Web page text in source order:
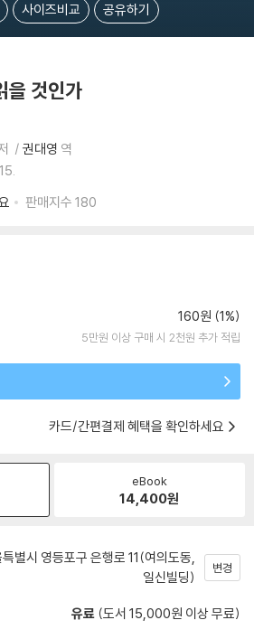
사이즈비교 공유하기
을 것인가
권대영 역
판매지수 180
160원 (1%)
5만원 이상 구매 시 2천원 추가 적립
카드/간편결제 혜택을 확인하세요
eBook
14,400원
별시 영등포구 은행로 11(여의도동,
일신빌딩)
변경
유료 (도서 15,000원 이상 무료)